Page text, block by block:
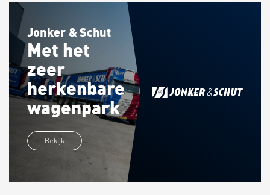
Jonker & Schut
Met het
zeer
herkenbare
wagenpark
Bekijk